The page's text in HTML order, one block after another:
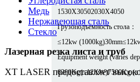
1530X30502030X4050
Грузоподъемность стола：
≤12kw (1000kg)30mm
Equipment weight (varies
6200Kg(≤12KW)7500Kg
Медь
Нержавеющая сталь
Стекло
Лазерная резка листа и труб
XT LASER предоставляет